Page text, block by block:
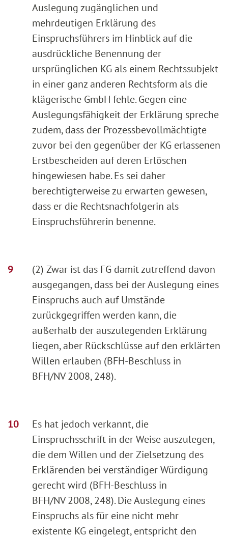
Auslegung zugänglichen und
mehrdeutigen Erklärung des
Einspruchsführers im Hinblick auf die
ausdrückliche Benennung der
ursprünglichen KG als einem Rechtssubjekt
in einer ganz anderen Rechtsform als die
klägerische GmbH fehle. Gegen eine
Auslegungsfähigkeit der Erklärung spreche
zudem, dass der Prozessbevollmächtigte
zuvor bei den gegenüber der KG erlassenen
Erstbescheiden auf deren Erlöschen
hingewiesen habe. Es sei daher
berechtigterweise zu erwarten gewesen,
dass er die Rechtsnachfolgerin als
Einspruchsführerin benenne.
(2) Zwar ist das FG damit zutreffend davon
ausgegangen, dass bei der Auslegung eines
Einspruchs auch auf Umstände
zurückgegriffen werden kann, die
außerhalb der auszulegenden Erklärung
liegen, aber Rückschlüsse auf den erklärten
Willen erlauben (BFH-Beschluss in
BFH/NV 2008, 248).
Es hat jedoch verkannt, die
Einspruchsschrift in der Weise auszulegen,
die dem Willen und der Zielsetzung des
Erklärenden bei verständiger Würdigung
gerecht wird (BFH-Beschluss in
BFH/NV 2008, 248). Die Auslegung eines
Einspruchs als für eine nicht mehr
existente KG eingelegt, entspricht den